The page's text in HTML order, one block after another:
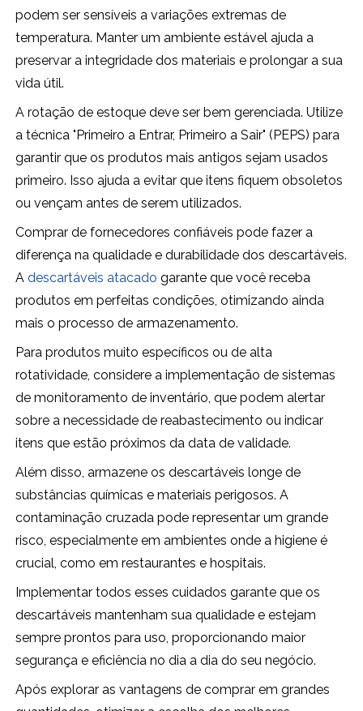
podem ser sensíveis a variações extremas de
temperatura. Manter um ambiente estável ajuda a
preservar a integridade dos materiais e prolongar a sua
vida útil.
A rotação de estoque deve ser bem gerenciada. Utilize
a técnica "Primeiro a Entrar, Primeiro a Sair" (PEPS) para
garantir que os produtos mais antigos sejam usados
primeiro. Isso ajuda a evitar que itens fiquem obsoletos
ou vençam antes de serem utilizados.
Comprar de fornecedores confiáveis pode fazer a
diferença na qualidade e durabilidade dos descartáveis.
Adescartáveis atacado garante que você receba
produtos em perfeitas condições, otimizando ainda
mais o processo de armazenamento.
Para produtos muito específicos ou de alta
rotatividade, considere a implementação de sistemas
de monitoramento de inventário, que podem alertar
sobre a necessidade de reabastecimento ou indicar
itens que estão próximos da data de validade.
Além disso, armazene os descartáveis longe de
substâncias químicas e materiais perigosos. A
contaminação cruzada pode representar um grande
risco, especialmente em ambientes onde a higiene é
crucial, como em restaurantes e hospitais.
Implementar todos esses cuidados garante que os
descartáveis mantenham sua qualidade e estejam
sempre prontos para uso, proporcionando maior
segurança e eficiência no dia a dia do seu negócio.
Após explorar as vantagens de comprar em grandes